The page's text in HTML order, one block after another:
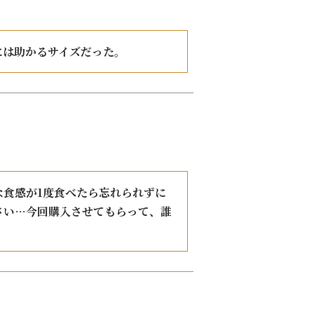
助かるサイズだった。
感が1度食べたら忘れられずに
…今回購入させてもらって、誰